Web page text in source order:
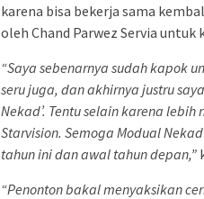
karena bisa bekerja sama
oleh Chand Parwez Servia
“Saya sebenarnya sudah kapok
seru juga, dan akhirnya justru
Nekad’. Tentu selain karena
Starvision. Semoga Modual
tahun ini dan awal tahun depan,”
“Penonton bakal menyaksikan